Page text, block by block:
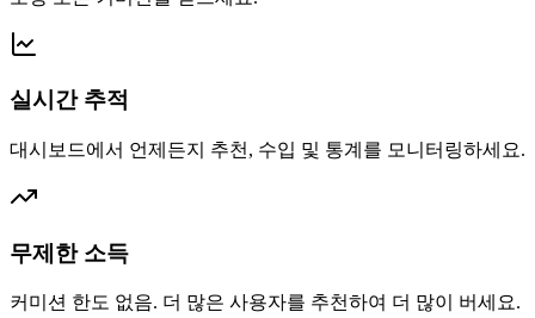
실시간 추적
대시보드에서 언제든지 추천, 수입 및 통계를 모니터링하세요.
무제한 소득
커미션 한도 없음. 더 많은 사용자를 추천하여 더 많이 버세요.